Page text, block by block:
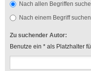
Nach allen Begriffen
Nach einem Begriff suchen
Zu suchender Autor:
Benutze ein * als Platzhalter